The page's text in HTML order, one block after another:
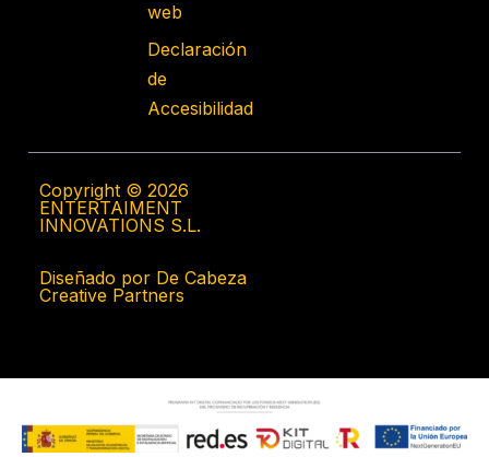
web
Declaración
de
Accesibilidad
Copyright © 2026
ENTERTAIMENT
INNOVATIONS S.L.
Diseñado por De Cabeza
Creative Partners